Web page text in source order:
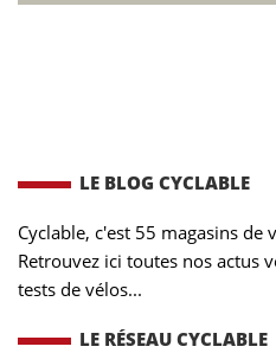
LE BLOG CYCLABLE
Cyclable, c'est 55 magasins de
Retrouvez ici toutes nos actus
tests de vélos...
LE RÉSEAU CYCLABLE